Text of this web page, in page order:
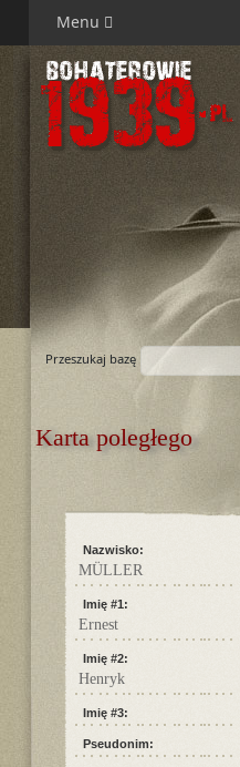
Menu
Przeszukaj bazę
Karta poległego
Nazwisko:
MÜLLER
Imię #1:
Ernest
Imię #2:
Henryk
Imię #3:
Pseudonim: